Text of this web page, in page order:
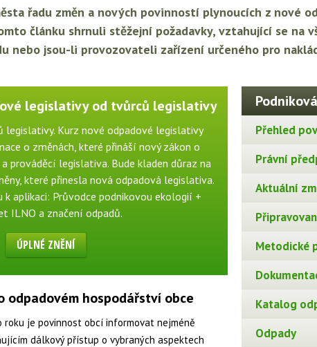
řadu změn a nových povinností plynoucích z nové
článku shrnuli stěžejní požadavky, vztahující se na
nebo jsou-li provozovateli zařízení určeného pro
legislativy od tvůrců legislativy
legislativy. Kurz nové odpadové legislativy
o změnách, které přináší nový zákon o
prováděcí legislativa. Bude kladen důraz na
které přinesla nová odpadová legislativa.
aplikaci: Průvodce podnikovou ekologií +
ILNO a značení odpadů.
ÚPLNÉ ZNĚNÍ
odpadovém hospodářství obce
roku je povinnost obcí informovat nejméně
dálkový přístup o vybraných aspektech
Přehled
Právní
Aktuální
Metodické
Katalog
Odpady